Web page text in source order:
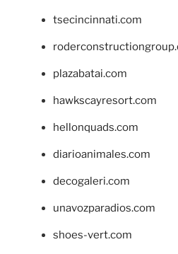
tsecincinnati.com
plazabatai.com
hawkscayresort.com
hellonquads.com
diarioanimales.com
decogaleri.com
unavozparadios.com
shoes-vert.com